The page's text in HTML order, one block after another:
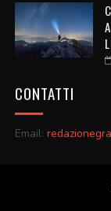
CONTATTI
Email: